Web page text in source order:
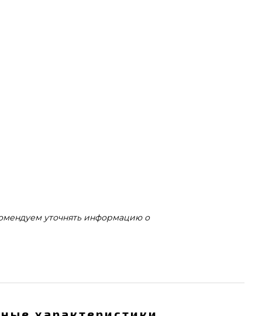
уточнять информацию о